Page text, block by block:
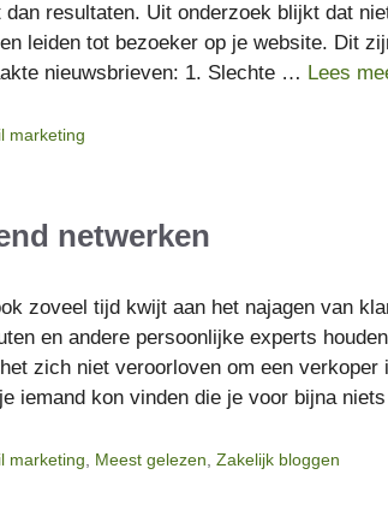
dan resultaten. Uit onderzoek blijkt dat
leiden tot bezoeker op je website. Dit
nieuwsbrieven: 1. Slechte … Lees
marketing
netwerken
zoveel tijd kwijt aan het najagen van
en andere persoonlijke experts
zich niet veroorloven om een
iemand kon vinden die je voor bijna
marketing Meest gelezen ,Zakelijk bloggen